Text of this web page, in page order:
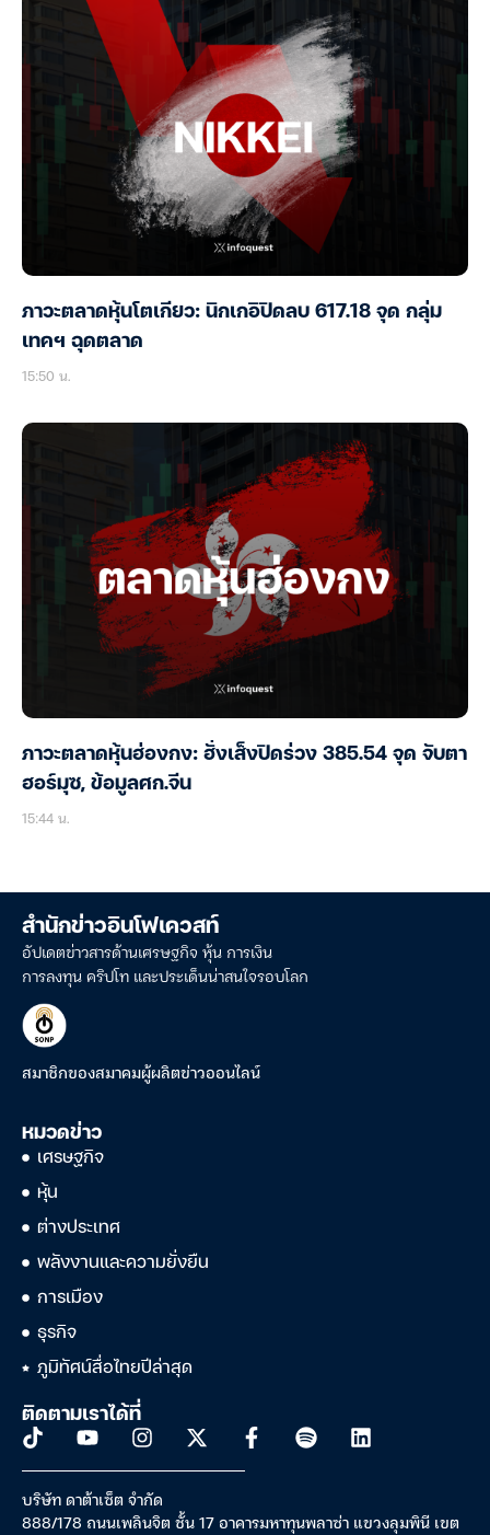
ภาวะตลาดหุ้นโตเกียว: นิกเกอิปิดลบ 617.18 จุด กลุ่ม
เทคฯ ฉุดตลาด
15:50 น.
ภาวะตลาดหุ้นฮ่องกง: ฮั่งเส็งปิดร่วง 385.54 จุด จับตา
ฮอร์มุซ, ข้อมูลศก.จีน
15:44 น.
สำนักข่าวอินโฟเควสท์
อัปเดตข่าวสารด้านเศรษฐกิจ หุ้น การเงิน
การลงทุน คริปโท และประเด็นน่าสนใจรอบโลก
สมาชิกของสมาคมผู้ผลิตข่าวออนไลน์
หมวดข่าว
เศรษฐกิจ
หุ้น
ต่างประเทศ
พลังงานและความยั่งยืน
การเมือง
ธุรกิจ
ภูมิทัศน์สื่อไทยปีล่าสุด
ติดตามเราได้ที่
บริษัท ดาต้าเซ็ต จำกัด
888/178 ถนนเพลินจิต ชั้น 17 อาคารมหาทุนพลาซ่า แขวงลุมพินี เขต